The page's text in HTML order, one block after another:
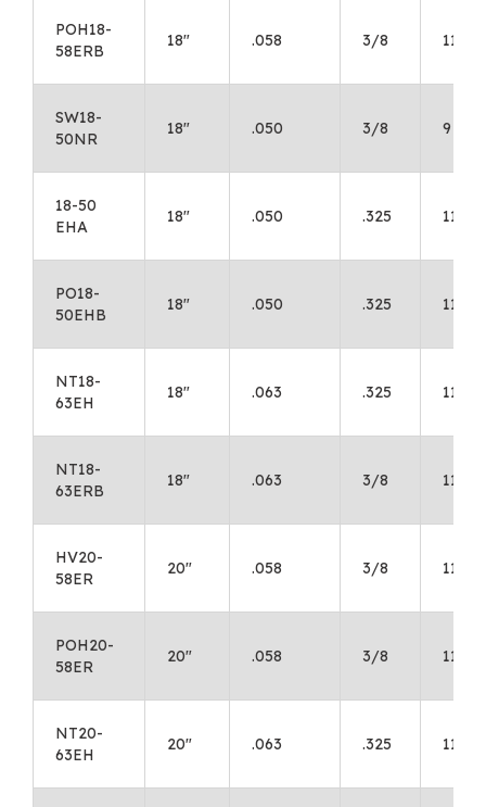
POH18-
58ERB
18" .058 3/8 11
SW18-
50NR
18" .050 3/8 9
18-50
EHA
18" .050 .325 11
PO18-
50EHB
18" .050 .325 11
NT18-
63EH
18" .063 .325 11
NT18-
63ERB
18" .063 3/8 11
HV20-
58ER
20" .058 3/8 11
POH20-
58ER
20" .058 3/8 11
NT20-
63EH
20" .063 .325 11